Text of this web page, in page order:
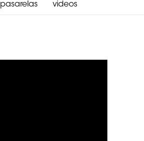
pasarelas videos